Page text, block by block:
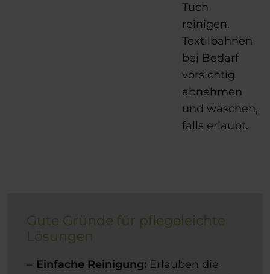
Tuch
reinigen.
Textilbahnen
bei Bedarf
vorsichtig
abnehmen
und waschen,
falls erlaubt.
Gute Gründe für pflegeleichte
Lösungen
Einfache Reinigung: Erlauben die